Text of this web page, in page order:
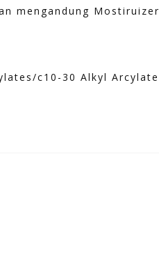
mengandung Mostiruizer
c10-30 Alkyl Arcylate